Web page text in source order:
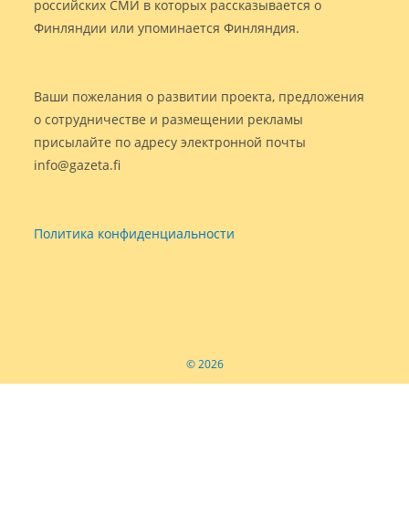
российских СМИ в которых рассказывается о
Финляндии или упоминается Финляндия.
Ваши пожелания о развитии проекта, предложения
о сотрудничестве и размещении рекламы
присылайте по адресу электронной почты
info@gazeta.fi
Политика конфиденциальности
© 2026